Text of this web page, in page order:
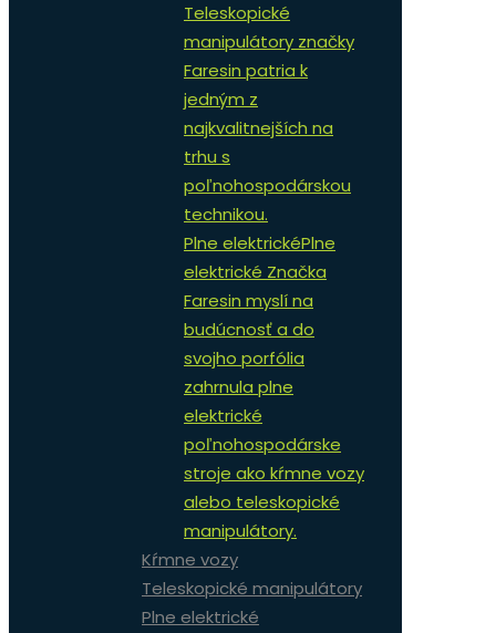
Teleskopické
manipulátory značky
Faresin patria k
jedným z
najkvalitnejších na
trhu s
poľnohospodárskou
technikou.
Plne elektrickéPlne
elektrické Značka
Faresin myslí na
budúcnosť a do
svojho porfólia
zahrnula plne
elektrické
poľnohospodárske
stroje ako kŕmne vozy
alebo teleskopické
manipulátory.
Kŕmne vozy
Teleskopické manipulátory
Plne elektrické